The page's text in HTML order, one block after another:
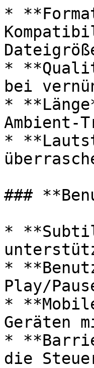
*
*
bei
*
Ambient-
*
###
*
*
Play/
*
Geräten
*
die